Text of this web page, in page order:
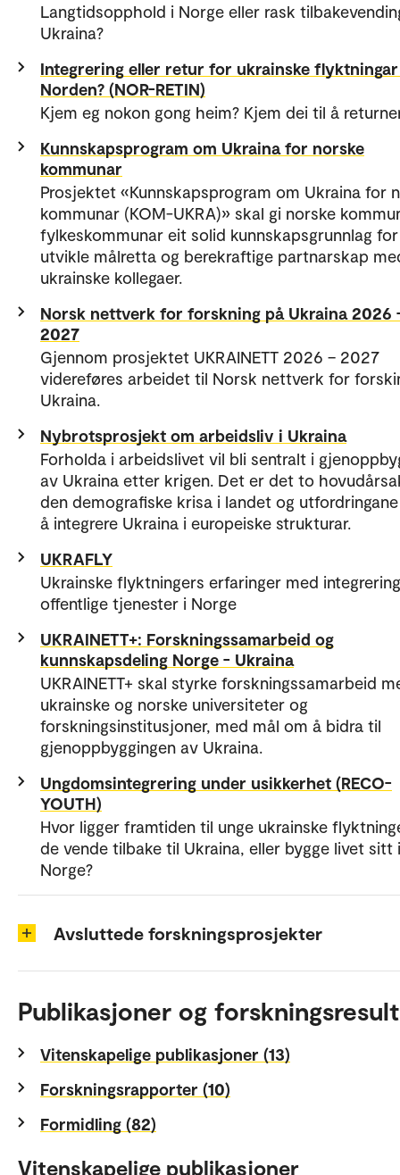
Langtidsopphold i Norge eller rask
Ukraina?
Integrering eller retur for ukrainske
Norden? (NOR-RETIN)
Kjem eg nokon gong heim? Kjem dei til å
Kunnskapsprogram om Ukraina for norske
kommunar
Prosjektet «Kunnskapsprogram om Ukraina for
kommunar (KOM-UKRA)» skal gi norske
fylkeskommunar eit solid kunnskapsgrunnlag
utvikle målretta og berekraftige partnarskap
ukrainske kollegaer.
Norsk nettverk for forskning på Ukraina 2026
2027
Gjennom prosjektet UKRAINETT 2026 – 2027
videreføres arbeidet til Norsk nettverk for
Ukraina.
Nybrotsprosjekt om arbeidsliv i Ukraina
Forholda i arbeidslivet vil bli sentralt i
av Ukraina etter krigen. Det er det to
den demografiske krisa i landet og
å integrere Ukraina i europeiske strukturar.
UKRAFLY
Ukrainske flyktningers erfaringer med
offentlige tjenester i Norge
UKRAINETT+: Forskningssamarbeid og
kunnskapsdeling Norge - Ukraina
UKRAINETT+ skal styrke forskningssamarbeid
ukrainske og norske universiteter og
forskningsinstitusjoner, med mål om å bidra til
gjenoppbyggingen av Ukraina.
Ungdomsintegrering under usikkerhet (RECO-
YOUTH)
Hvor ligger framtiden til unge ukrainske
de vende tilbake til Ukraina, eller bygge livet sitt i
Norge?
Avsluttede forskningsprosjekter
Publikasjoner og
Vitenskapelige publikasjoner (13)
Forskningsrapporter (10)
Formidling (82)
Vitenskapelige publikasjoner